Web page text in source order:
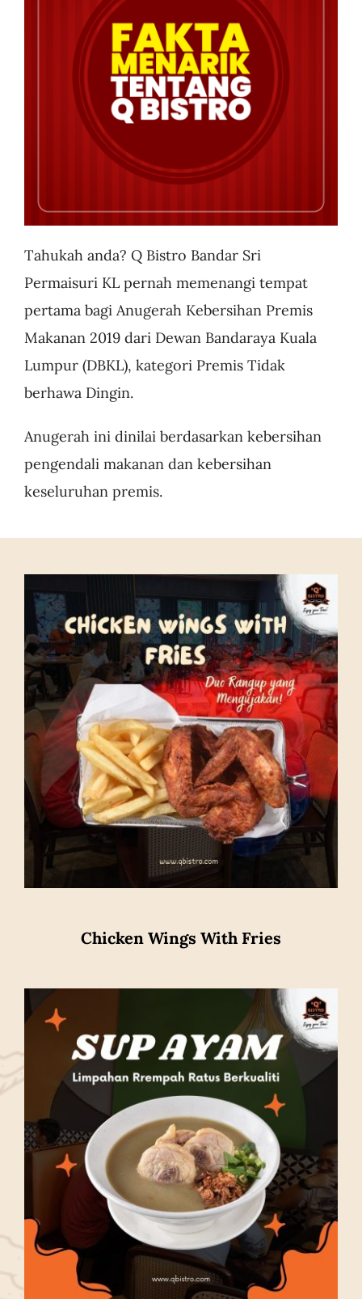
Business
Tahukah anda? Q Bistro Bandar Sri
Permaisuri KL pernah memenangi tempat
pertama bagi Anugerah Kebersihan Premis
Makanan 2019 dari Dewan Bandaraya Kuala
Lumpur (DBKL), kategori Premis Tidak
berhawa Dingin.
Anugerah ini dinilai berdasarkan kebersihan
pengendali makanan dan kebersihan
keseluruhan premis.
Chicken Wings With Fries